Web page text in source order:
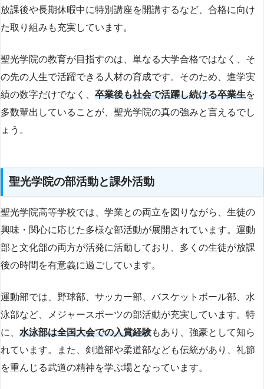
放課後や長期休暇中に特別講座を開講するなど、合格に向け
た取り組みも充実しています。
聖光学院の教育が目指すのは、単なる大学合格ではなく、そ
の先の人生で活躍できる人材の育成です。そのため、進学実
績の数字だけでなく、 卒業後も社会で活躍し続ける卒業生を
多数輩出していることが、聖光学院の真の強みと言えるでし
ょう。
聖光学院の部活動と課外活動
聖光学院高等学校では、学業との両立を図りながら、生徒の
興味・関心に応じた多様な部活動が展開されています。運動
部と文化部の両方が活発に活動しており、多くの生徒が放課
後の時間を有意義に過ごしています。
運動部では、野球部、サッカー部、バスケットボール部、水
泳部など、メジャースポーツの部活動が充実しています。特
に、 水泳部は全国大会での入賞経験もあり、強豪として知ら
れています。また、剣道部や柔道部なども伝統があり、礼節
を重んじる武道の精神を学ぶ場となっています。